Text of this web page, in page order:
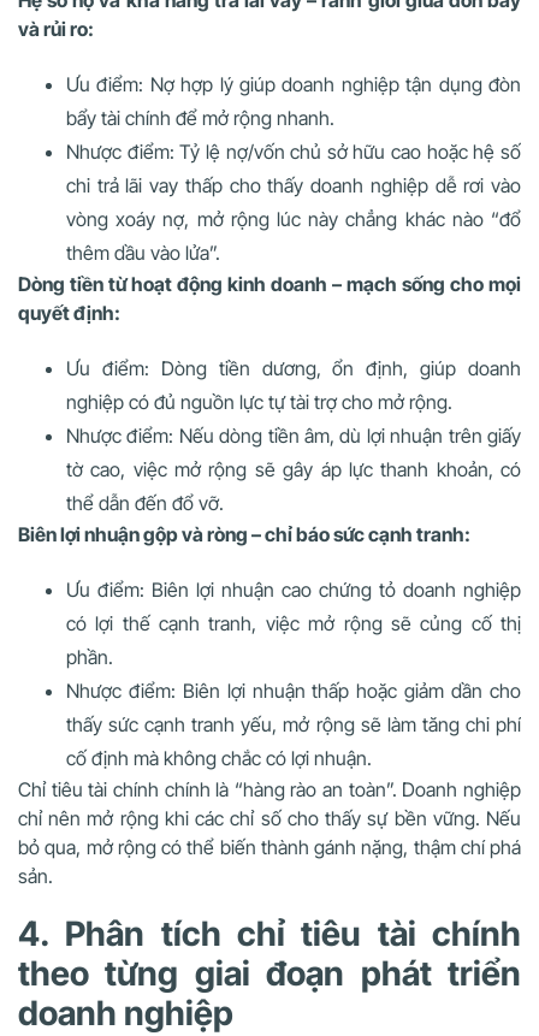
và rủi ro:
Ưu điểm: Nợ hợp lý giúp doanh nghiệp tận dụng đòn
bẩy tài chính để mở rộng nhanh.
Nhược điểm: Tỷ lệ nợ/vốn chủ sở hữu cao hoặc hệ số
chi trả lãi vay thấp cho thấy doanh nghiệp dễ rơi vào
vòng xoáy nợ, mở rộng lúc này chẳng khác nào “đổ
thêm dầu vào lửa”.
Dòng tiền từ hoạt động kinh doanh – mạch sống cho mọi
quyết định:
Ưu điểm: Dòng tiền dương, ổn định, giúp doanh
nghiệp có đủ nguồn lực tự tài trợ cho mở rộng.
Nhược điểm: Nếu dòng tiền âm, dù lợi nhuận trên giấy
tờ cao, việc mở rộng sẽ gây áp lực thanh khoản, có
thể dẫn đến đổ vỡ.
Biên lợi nhuận gộp và ròng – chỉ báo sức cạnh tranh:
Ưu điểm: Biên lợi nhuận cao chứng tỏ doanh nghiệp
có lợi thế cạnh tranh, việc mở rộng sẽ củng cố thị
phần.
Nhược điểm: Biên lợi nhuận thấp hoặc giảm dần cho
thấy sức cạnh tranh yếu, mở rộng sẽ làm tăng chi phí
cố định mà không chắc có lợi nhuận.
Chỉ tiêu tài chính chính là “hàng rào an toàn”. Doanh nghiệp
chỉ nên mở rộng khi các chỉ số cho thấy sự bền vững. Nếu
bỏ qua, mở rộng có thể biến thành gánh nặng, thậm chí phá
sản.
4. Phân tích chỉ tiêu tài chính
theo từng giai đoạn phát triển
doanh nghiệp